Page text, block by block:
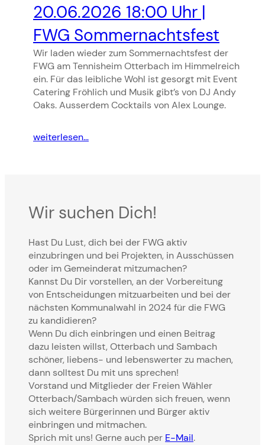
20.06.2026 18:00 Uhr |
FWG Sommernachtsfest
Wir laden wieder zum Sommernachtsfest der
FWG am Tennisheim Otterbach im Himmelreich
ein. Für das leibliche Wohl ist gesorgt mit Event
Catering Fröhlich und Musik gibt’s von DJ Andy
Oaks. Ausserdem Cocktails von Alex Lounge.
weiterlesen…
Wir suchen Dich!
Hast Du Lust, dich bei der FWG aktiv
einzubringen und bei Projekten, in Ausschüssen
oder im Gemeinderat mitzumachen?
Kannst Du Dir vorstellen, an der Vorbereitung
von Entscheidungen mitzuarbeiten und bei der
nächsten Kommunalwahl in 2024 für die FWG
zu kandidieren?
Wenn Du dich einbringen und einen Beitrag
dazu leisten willst, Otterbach und Sambach
schöner, liebens- und lebenswerter zu machen,
dann solltest Du mit uns sprechen!
Vorstand und Mitglieder der Freien Wähler
Otterbach/Sambach würden sich freuen, wenn
sich weitere Bürgerinnen und Bürger aktiv
einbringen und mitmachen.
Sprich mit uns! Gerne auch per E-Mail.